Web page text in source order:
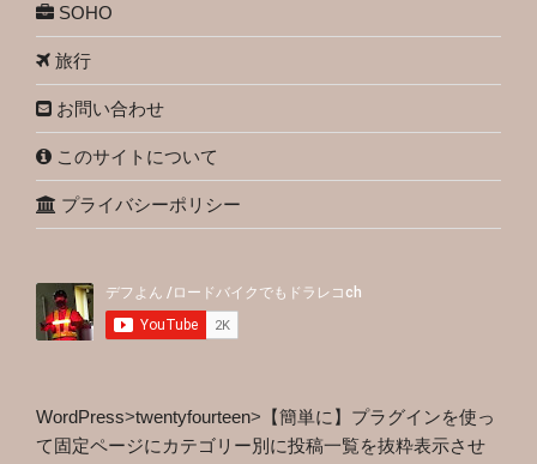
SOHO
旅行
お問い合わせ
このサイトについて
プライバシーポリシー
WordPress>twentyfourteen> 【簡単に】プラグインを使っ
て固定ページにカテゴリー別に投稿一覧を抜粋表示させ